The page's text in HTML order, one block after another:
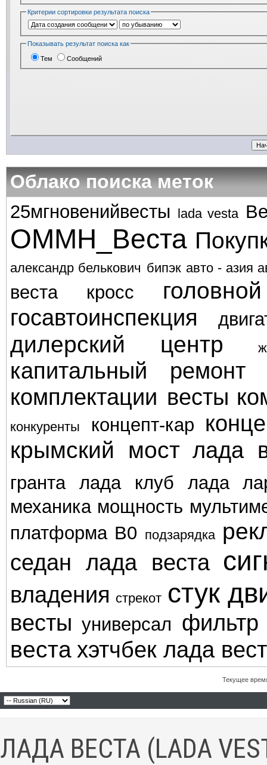
Критерии сортировки результата поиска
Показывать результат поиска как
Тем Сообщений
Облако поиска меток
25мгновенийвесты lada vesta
ОММН_Веста
александр белькович бипэк авто - азия
веста кросс
госавтоинспекция
дилерский центр
капитальный ремонт
комплектации весты
конкуренты концепт-кар
крымский мост лада
гранта лада клуб
лада
механика мощность
платформа В0
подзарядка
седан лада веста
владения стрекот стук
весты универсал
веста хэтчбек лада
Текущее
ЛАДА ВЕСТА (LADA